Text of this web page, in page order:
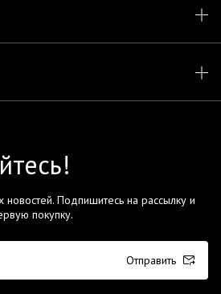
новостей. Подпишитесь на рассылку и
покупку.
Отправить